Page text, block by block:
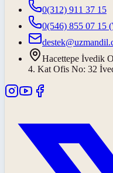
0(312) 911 37 15
0(546) 855 07 15
Hacettepe İvedik
4. Kat Ofis No: 32